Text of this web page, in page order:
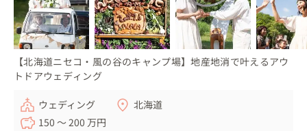
【北海道ニセコ・風の谷のキャンプ場】地産地消で叶えるアウ
トドアウェディング
ウェディング
北海道
150 〜 200 万円